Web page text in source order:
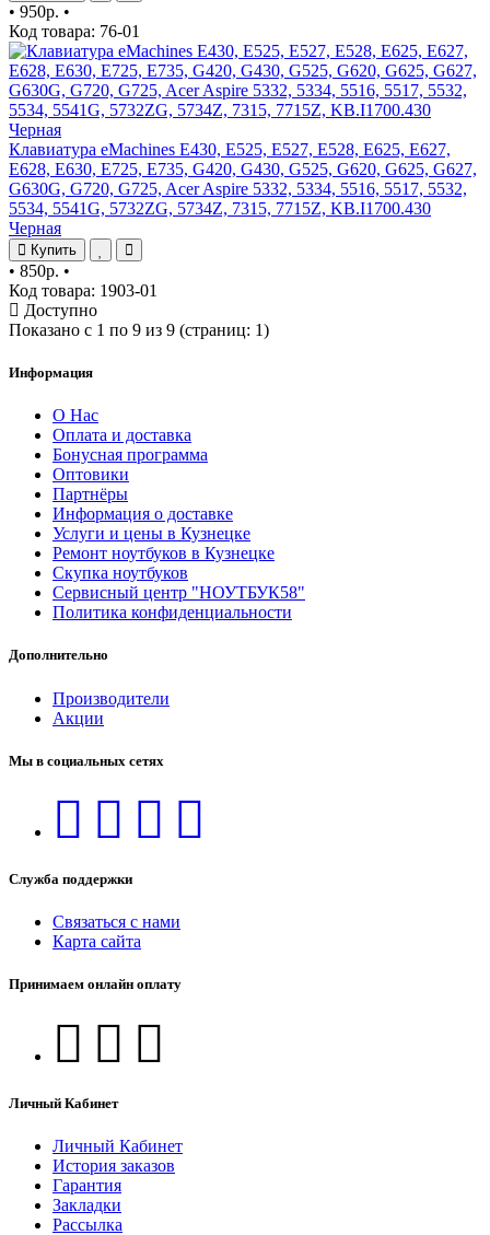
• 950р. •
Код товара: 76-01
Клавиатура eMachines E430, E525, E527, E528, E625, E627,
E628, E630, E725, E735, G420, G430, G525, G620, G625, G627,
G630G, G720, G725, Acer Aspire 5332, 5334, 5516, 5517, 5532,
5534, 5541G, 5732ZG, 5734Z, 7315, 7715Z, KB.I1700.430
Черная
Купить
• 850р. •
Код товара: 1903-01
Доступно
Показано с 1 по 9 из 9 (страниц: 1)
Информация
О Нас
Оплата и доставка
Бонусная программа
Оптовики
Партнёры
Информация о доставке
Услуги и цены в Кузнецке
Ремонт ноутбуков в Кузнецке
Скупка ноутбуков
Сервисный центр "НОУТБУК58"
Политика конфиденциальности
Дополнительно
Производители
Акции
Мы в социальных сетях
Служба поддержки
Связаться с нами
Карта сайта
Принимаем онлайн оплату
Личный Кабинет
Личный Кабинет
История заказов
Гарантия
Закладки
Рассылка